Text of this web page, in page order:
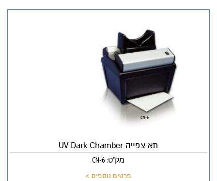
תא צפייה UV Dark Chamber
מק"ט: CN-6
פרטים נוספים >